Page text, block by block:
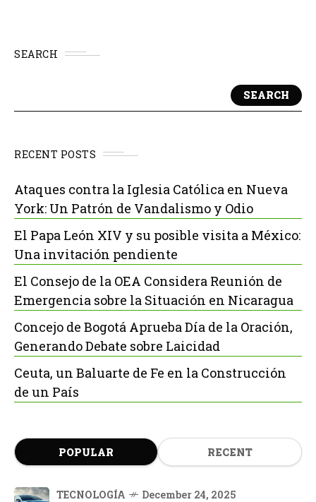
SEARCH
SEARCH
RECENT POSTS
Ataques contra la Iglesia Católica en Nueva
York: Un Patrón de Vandalismo y Odio
El Papa León XIV y su posible visita a México:
Una invitación pendiente
El Consejo de la OEA Considera Reunión de
Emergencia sobre la Situación en Nicaragua
Concejo de Bogotá Aprueba Día de la Oración,
Generando Debate sobre Laicidad
Ceuta, un Baluarte de Fe en la Construcción
de un País
POPULAR RECENT
TECNOLOGÍA December 24, 2025